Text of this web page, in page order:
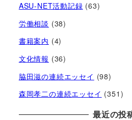
ASU-NET活動記録 (63)
労働相談 (38)
書籍案内 (4)
文化情報 (36)
脇田滋の連続エッセイ (98)
森岡孝二の連続エッセイ (351)
最近の投